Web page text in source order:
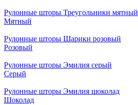
Рулонные шторы Треугольники мятный
Мятный
Рулонные шторы Шарики розовый
Розовый
Рулонные шторы Эмилия серый
Серый
Рулонные шторы Эмилия шоколад
Шоколад